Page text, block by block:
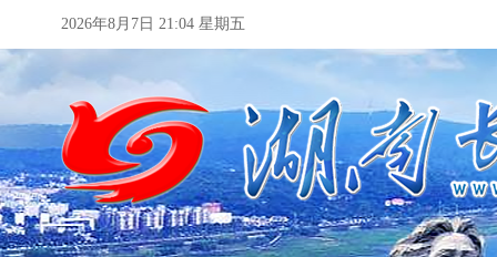
2026年8月7日 21:04 星期五